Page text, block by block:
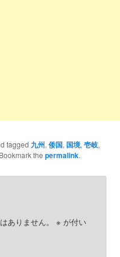
tagged 九州, 倭国, 国境, 壱岐,
the permalink.
ありません。 ※ が付い